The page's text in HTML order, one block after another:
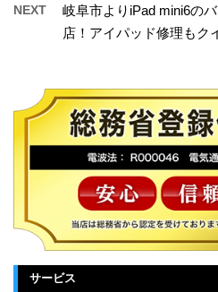
NEXT
岐阜市よりiPad mini6の
店！アイパッド修理もク
サービス